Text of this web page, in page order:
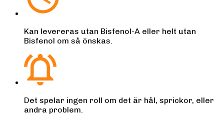
Kan levereras utan Bisfenol-A eller helt utan
Bisfenol om så önskas.
Det spelar ingen roll om det är hål, sprickor, eller
andra problem.